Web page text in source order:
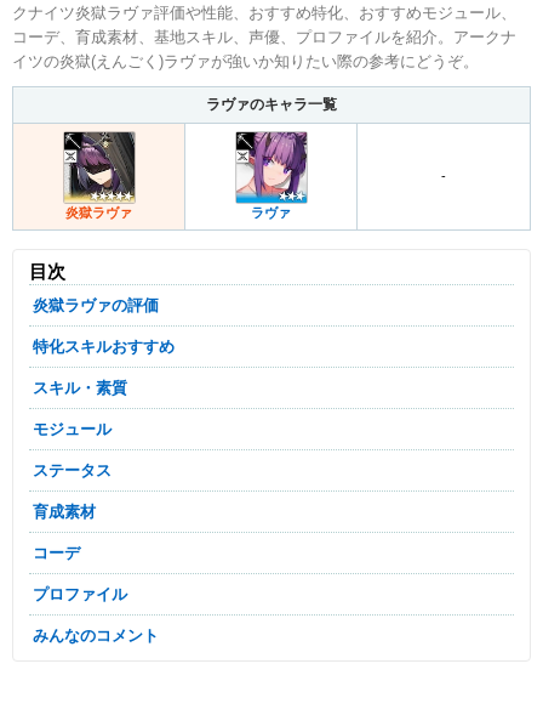
クナイツ炎獄ラヴァ評価や性能、おすすめ特化、おすすめモジュール、
コーデ、育成素材、基地スキル、声優、プロファイルを紹介。アークナ
イツの炎獄(えんごく)ラヴァが強いか知りたい際の参考にどうぞ。
ラヴァのキャラ一覧
炎獄ラヴァ ラヴァ
-
目次
炎獄ラヴァの評価
特化スキルおすすめ
スキル・素質
モジュール
ステータス
育成素材
コーデ
プロファイル
みんなのコメント